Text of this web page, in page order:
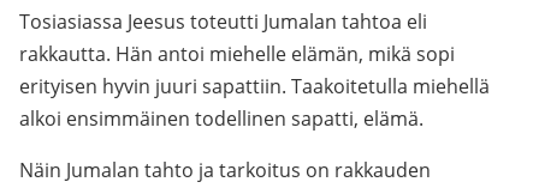
Tosiasiassa Jeesus toteutti Jumalan tahtoa eli
rakkautta. Hän antoi miehelle elämän, mikä sopi
erityisen hyvin juuri sapattiin. Taakoitetulla miehellä
alkoi ensimmäinen todellinen sapatti, elämä.
Näin Jumalan tahto ja tarkoitus on rakkauden